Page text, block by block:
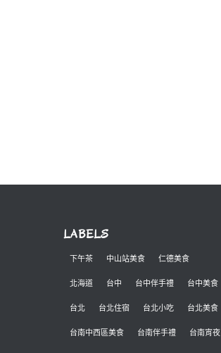
LABELS
下午茶 中山站美食 仁德美食
北海道 台中 台中伴手禮 台中美食
台北 台北住宿 台北小吃 台北美食
台南中西區美食 台南伴手禮 台南宵夜